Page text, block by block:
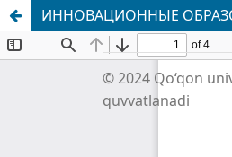
ИННОВАЦИОННЫЕ
© 2024 Qo‘qon
quvvatlanadi